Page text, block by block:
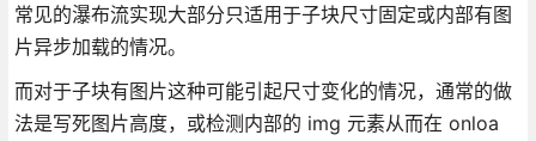
常见的瀑布流实现大部分只适用于子块尺寸固定或内部有图
片异步加载的情况。
而对于子块有图片这种可能引起尺寸变化的情况，通常的做
法是写死图片高度，或检测内部的 img 元素从而在 onloa